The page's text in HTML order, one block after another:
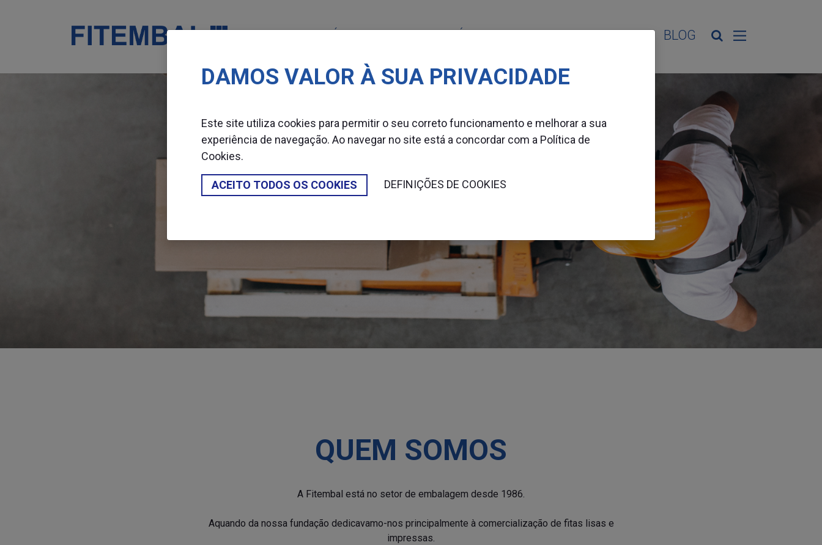
MÁQUINAS CONSUMÍVEIS SETORES DE ATIVIDADE BLOG
QUEM SOMOS
A Fitembal está no setor de embalagem desde 1986.
Aquando da nossa fundação dedicavamo-nos principalmente à comercialização de fitas lisas e
impressas.
DAMOS VALOR À SUA PRIVACIDADE
Este site utiliza cookies para permitir o seu correto funcionamento e melhorar a sua
experiência de navegação. Ao navegar no site está a concordar com a Política de
Cookies.
ACEITO TODOS OS COOKIES DEFINIÇÕES DE COOKIES